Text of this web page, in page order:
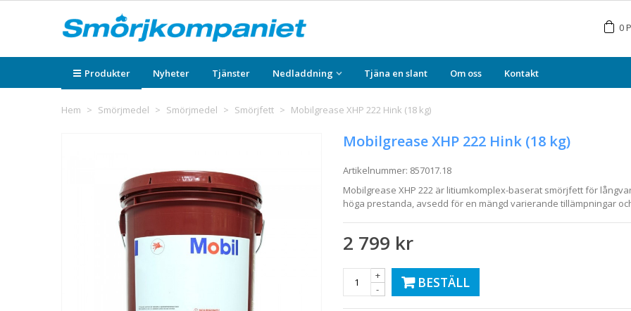
0
Produkter Nyheter Tjänster Nedladdning Tjäna en slant Om oss Kontakt
Hem > Smörjmedel > Smörjmedel > Smörjfett > Mobilgrease XHP 222 Hink (18 kg)
Mobilgrease XHP 222 Hink (18 kg)
Artikelnummer: 857017.18
Mobilgrease XHP 222 är litiumkomplex-baserat smörjfett för
höga prestanda, avsedd för en mängd varierande tillämpningar
2 799 kr
-
+ BESTÄLL